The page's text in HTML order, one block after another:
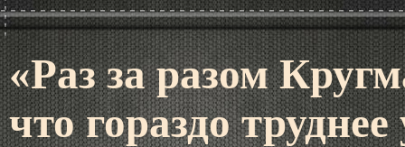
«Раз за разом
что гораздо